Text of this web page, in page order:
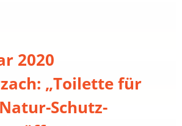
2020
„Toilette für
Schutz-